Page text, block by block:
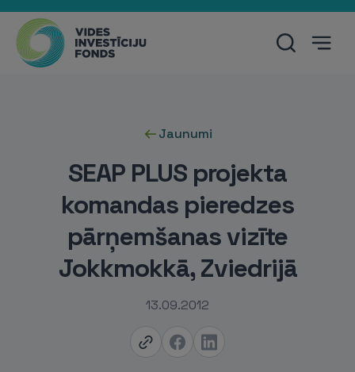
Jaunumi
SEAP PLUS projekta
komandas pieredzes
pārņemšanas vizīte
Jokkmokkā, Zviedrijā
13.09.2012